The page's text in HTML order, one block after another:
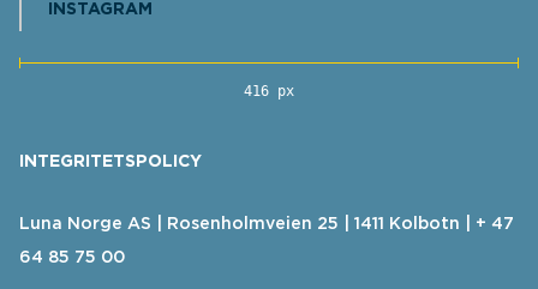
INSTAGRAM
416 px
INTEGRITETSPOLICY
Luna Norge AS | Rosenholmveien 25 | 1411 Kolbotn | + 47
64 85 75 00